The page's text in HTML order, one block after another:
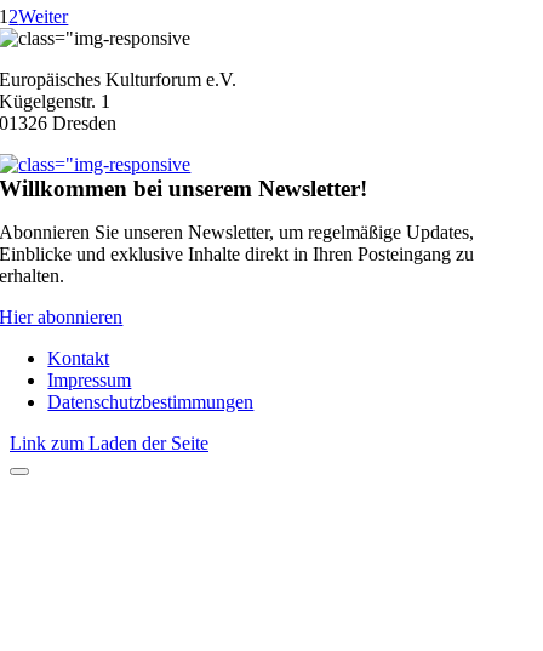
1 2Weiter
Europäisches Kulturforum e.V.
Kügelgenstr. 1
01326 Dresden
Willkommen bei unserem Newsletter!
Abonnieren Sie unseren Newsletter, um regelmäßige Updates,
Einblicke und exklusive Inhalte direkt in Ihren Posteingang zu
erhalten.
Hier abonnieren
Kontakt
Impressum
Datenschutzbestimmungen
Link zum Laden der Seite